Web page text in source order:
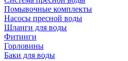
Помывочные комплекты
Насосы пресной воды
Шланги для воды
Фитинги
Горловины
Баки для воды